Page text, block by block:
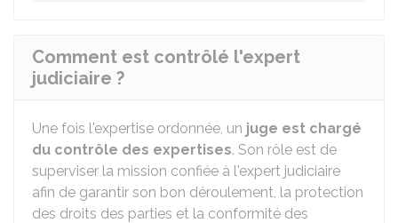
Comment est contrôlé l'expert
judiciaire ?
Une fois l'expertise ordonnée, un juge est chargé
du contrôle des expertises. Son rôle est de
superviser la mission confiée à l'expert judiciaire
afin de garantir son bon déroulement, la protection
des droits des parties et la conformité des